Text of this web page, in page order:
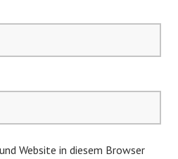
Website in diesem Browser